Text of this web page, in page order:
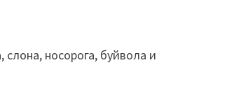
носорога, буйвола и